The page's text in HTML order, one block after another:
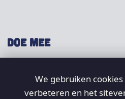
DOE MEE
Doneer
Word lid
We gebruiken
verbeteren en het